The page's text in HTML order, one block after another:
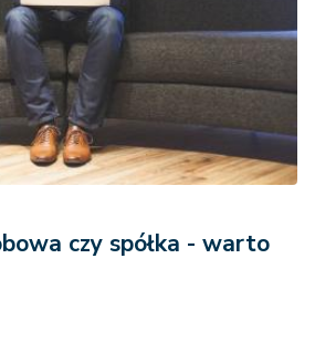
czy spółka - warto